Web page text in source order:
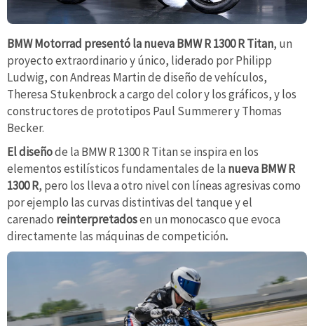
BMW Motorrad presentó la nueva BMW R 1300 R Titan, un
proyecto extraordinario y único, liderado por Philipp
Ludwig, con Andreas Martin de diseño de vehículos,
Theresa Stukenbrock a cargo del color y los gráficos, y los
constructores de prototipos Paul Summerer y Thomas
Becker.
El diseñode la BMW R 1300 R Titan se inspira en los
elementos estilísticos fundamentales de la nueva BMW R
1300 R, pero los lleva a otro nivel con líneas agresivas como
por ejemplo las curvas distintivas del tanque y el
carenado reinterpretadosen un monocasco que evoca
directamente las máquinas de competición.